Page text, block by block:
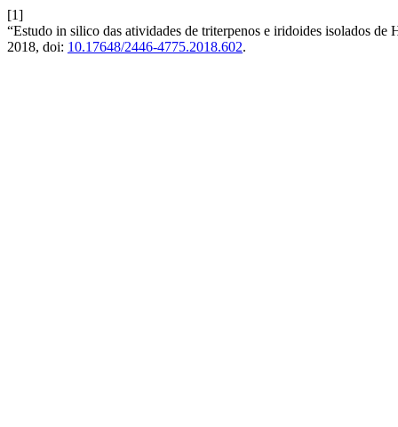
[1]
“Estudo in silico das atividades de triterpenos e iridoides isolados
2018, doi: 10.17648/2446-4775.2018.602.